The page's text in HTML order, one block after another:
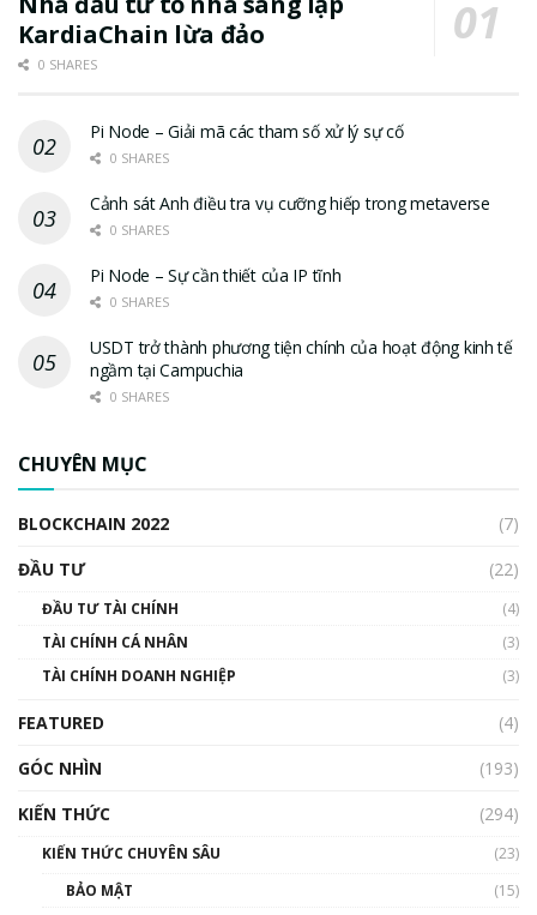
KardiaChain lừa đảo
0 SHARES
Pi Node – Giải mã các tham số xử lý sự cố
0 SHARES
Cảnh sát Anh điều tra vụ cưỡng hiếp trong metaverse
0 SHARES
Pi Node – Sự cần thiết của IP tĩnh
0 SHARES
USDT trở thành phương tiện chính của hoạt động kinh tế
ngầm tại Campuchia
0 SHARES
CHUYÊN MỤC
BLOCKCHAIN 2022
(7)
ĐẦU TƯ
(22)
ĐẦU TƯ TÀI CHÍNH
(4)
TÀI CHÍNH CÁ NHÂN
(3)
TÀI CHÍNH DOANH NGHIỆP
(3)
FEATURED
(4)
GÓC NHÌN
(193)
KIẾN THỨC
(294)
KIẾN THỨC CHUYÊN SÂU
(23)
BẢO MẬT
(15)